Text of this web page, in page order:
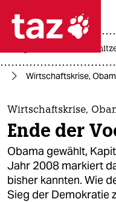
 taz
themen
politik
öko
gesellschaft
Wirtschaftskrise,
Wirtschaftskrise,
Ende der
Obama gewählt,
Jahr 2008 markiert
bisher kannten. Wie
Sieg der Demokratie